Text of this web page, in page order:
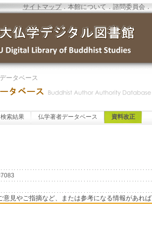
サイトマップ．本館について ．諮問委員会 ．
ータベース
検索結果 仏学著者データベース 資料改正
意見やご指摘など、または参考になる情報があれ